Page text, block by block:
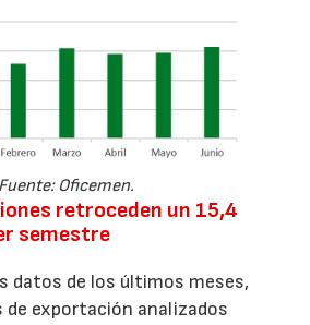
Fuente: Oficemen.
retroceden un 15,4
semestre
datos de los últimos meses,
de exportación analizados